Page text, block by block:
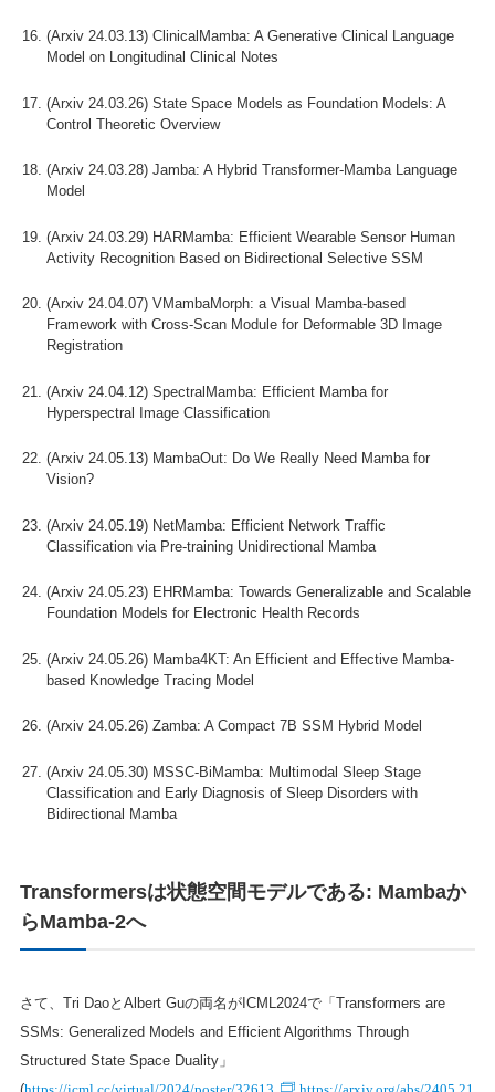
(Arxiv 24.03.13) ClinicalMamba: A Generative Clinical Language
Model on Longitudinal Clinical Notes
(Arxiv 24.03.26) State Space Models as Foundation Models: A
Control Theoretic Overview
(Arxiv 24.03.28) Jamba: A Hybrid Transformer-Mamba Language
Model
(Arxiv 24.03.29) HARMamba: Efficient Wearable Sensor Human
Activity Recognition Based on Bidirectional Selective SSM
(Arxiv 24.04.07) VMambaMorph: a Visual Mamba-based
Framework with Cross-Scan Module for Deformable 3D Image
Registration
(Arxiv 24.04.12) SpectralMamba: Efficient Mamba for
Hyperspectral Image Classification
(Arxiv 24.05.13) MambaOut: Do We Really Need Mamba for
Vision?
(Arxiv 24.05.19) NetMamba: Efficient Network Traffic
Classification via Pre-training Unidirectional Mamba
(Arxiv 24.05.23) EHRMamba: Towards Generalizable and Scalable
Foundation Models for Electronic Health Records
(Arxiv 24.05.26) Mamba4KT: An Efficient and Effective Mamba-
based Knowledge Tracing Model
(Arxiv 24.05.26) Zamba: A Compact 7B SSM Hybrid Model
(Arxiv 24.05.30) MSSC-BiMamba: Multimodal Sleep Stage
Classification and Early Diagnosis of Sleep Disorders with
Bidirectional Mamba
Transformersは状態空間モデルである: Mambaか
らMamba-2へ
さて、Tri DaoとAlbert Guの両名がICML2024で「Transformers are
SSMs: Generalized Models and Efficient Algorithms Through
Structured State Space Duality」
https://icml.cc/virtual/2024/poster/32613
https://arxiv.org/abs/2405.21